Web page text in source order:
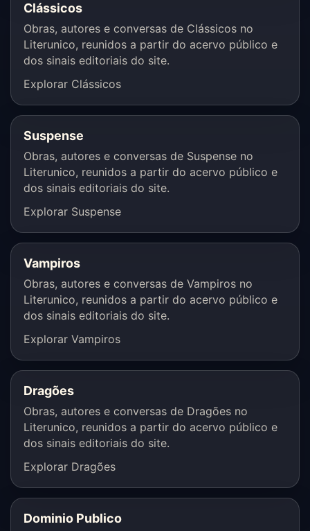
Clássicos
Obras, autores e conversas de Clássicos no
Literunico, reunidos a partir do acervo público e
dos sinais editoriais do site.
Explorar Clássicos
Suspense
Obras, autores e conversas de Suspense no
Literunico, reunidos a partir do acervo público e
dos sinais editoriais do site.
Explorar Suspense
Vampiros
Obras, autores e conversas de Vampiros no
Literunico, reunidos a partir do acervo público e
dos sinais editoriais do site.
Explorar Vampiros
Dragões
Obras, autores e conversas de Dragões no
Literunico, reunidos a partir do acervo público e
dos sinais editoriais do site.
Explorar Dragões
Dominio Publico